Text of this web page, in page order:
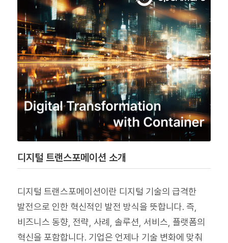
디지털 트랜스포메이션 소개
디지털 트랜스포메이션이란 디지털 기술의 급격한
발전으로 인한 혁신적인 발전 방식을 뜻합니다. 즉,
비즈니스 동향, 전략, 사례, 솔루션, 서비스, 플랫폼의
혁신을 포함합니다. 기업은 언제나 기술 변화에 맞춰